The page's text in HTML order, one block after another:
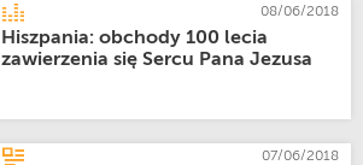
08/06/2018
Hiszpania: obchody 100 lecia
zawierzenia się Sercu Pana Jezusa
07/06/2018